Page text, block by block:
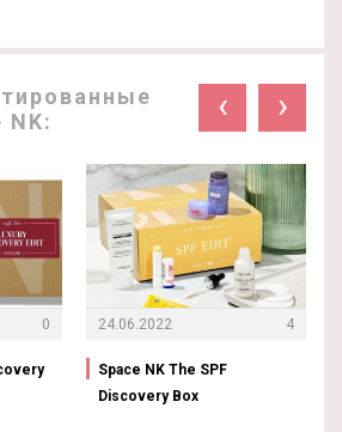
NK:
‹ ›
0 24.06.2022 4
Space NK The SPF
Discovery Box